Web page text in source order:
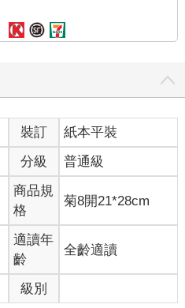
裝訂
紙本平裝
分級 普通級
商品規
格
菊8開21*28cm
適讀年
齡
全齡適讀
級別